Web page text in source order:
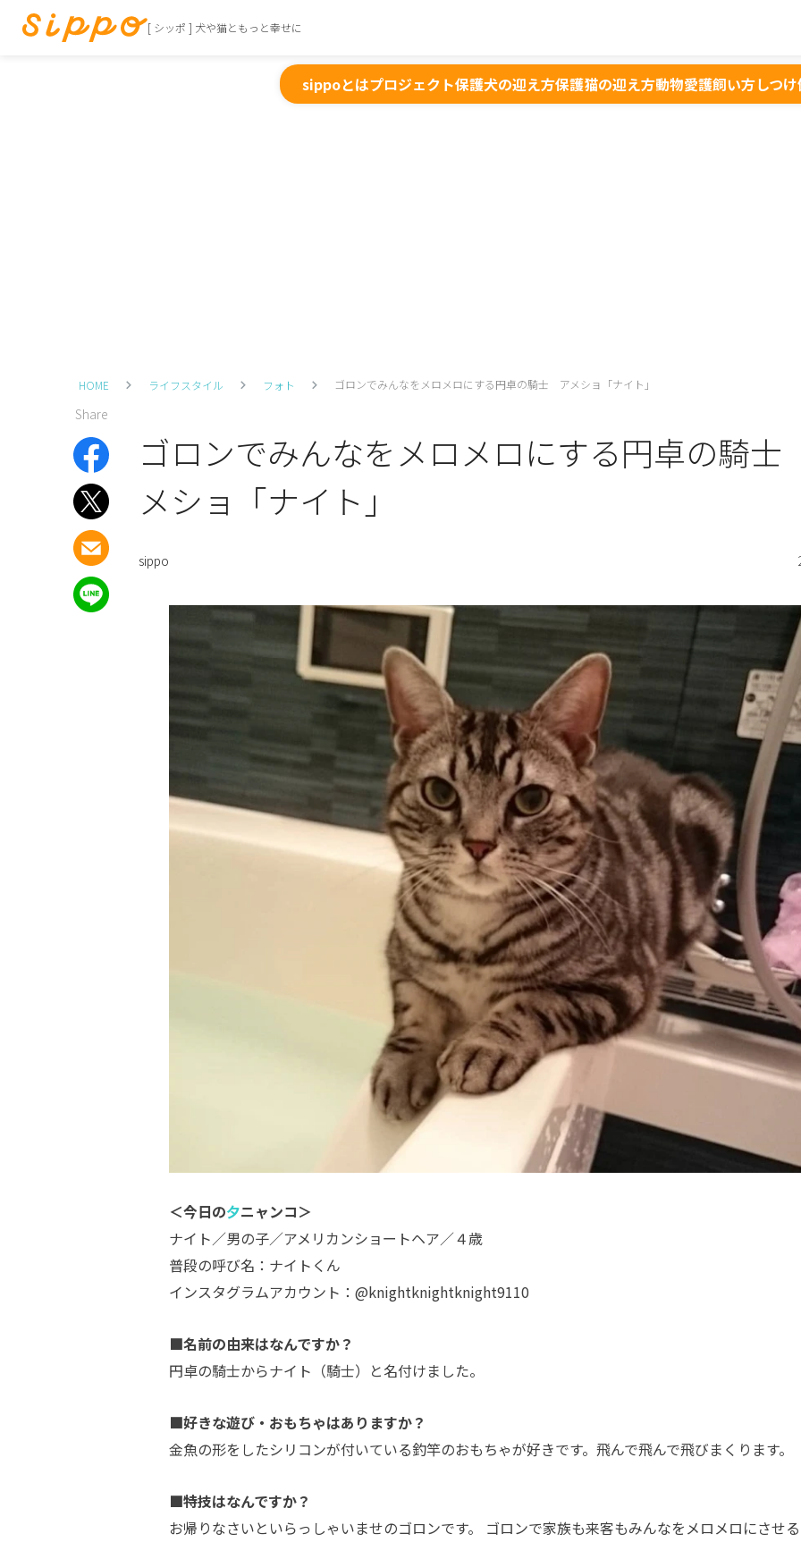
[ シッポ ] 犬や猫ともっと幸せに
sippoとはプロジェクト保護犬の迎え方保護猫の迎え方動物愛護飼い方しつけ
HOME ライフスタイル フォト ゴロンでみんなをメロメロにする円卓の騎士 アメショ「ナイト」
Share
ゴロンでみんなをメロメロにする円卓の騎
メショ「ナイト」
sippo
＜今日の夕ニャンコ＞
ナイト／男の子／アメリカンショートヘア／４歳
普段の呼び名：ナイトくん
インスタグラムアカウント：@knightknightknight9110
■名前の由来はなんですか？
円卓の騎士からナイト（騎士）と名付けました。
■好きな遊び・おもちゃはありますか？
金魚の形をしたシリコンが付いている釣竿のおもちゃが好きです。飛んで飛んで飛びまくります。
■特技はなんですか？
お帰りなさいといらっしゃいませのゴロンです。 ゴロンで家族も来客もみんなをメロメロにさせ